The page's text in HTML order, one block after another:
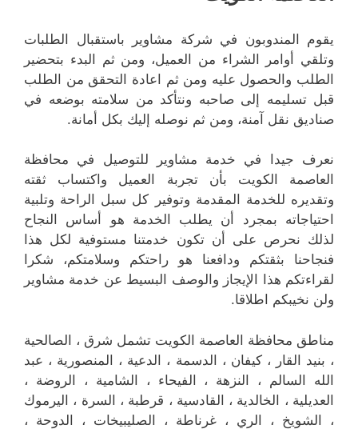
يقوم المندوبون في شركة مشاوير باستقبال الطلبات
وتلقي أوامر الشراء من العميل، ومن ثم البدء بتحضير
الطلب والحصول عليه ومن ثم اعادة التحقق من الطلب
قبل تسليمه إلى صاحبه ونتأكد من سلامته بوضعه في
صناديق نقل آمنة، ومن ثم نوصله إليك بكل أمانة.
نعرف جيدا في خدمة مشاوير للتوصيل في محافظة
العاصمة الكويت بأن تجربة العميل واكتساب ثقته
وتقديره للخدمة المقدمة وتوفير كل سبل الراحة وتلبية
احتياجاته بمجرد أن يطلب الخدمة هو أساس النجاح
لذلك نحرص على أن تكون خدمتنا مستوفية لكل هذا
فنجاحنا بثقتكم ودافعنا هو راحتكم وسلامتكم، شكرا
لقراءتكم هذا الإيجاز والوصف البسيط عن خدمة مشاوير
ولن نخيبكم اطلاقا.
مناطق محافظة العاصمة الكويت تشمل شرق ، الصالحية
، بنيد القار ، كيفان ، الدسمة ، الدعية ، المنصورية ، عبد
الله السالم ، النزهة ، الفيحاء ، الشامية ، الروضة ،
العديلية ، الخالدية ، القادسية ، قرطبة ، السرة ، اليرموك
، الشويخ ، الري ، غرناطة ، الصليبيخات ، الدوحة ،